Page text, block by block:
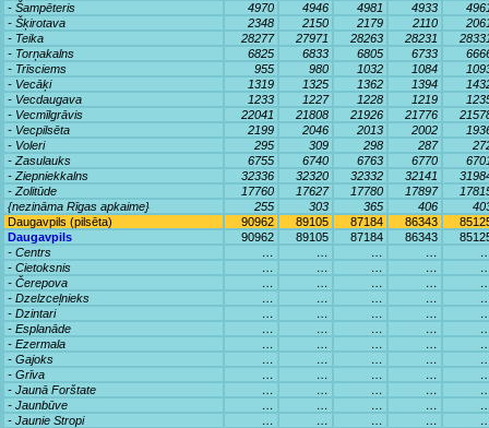
- Šampēteris
4970 4946 4981 4933
- Šķirotava
2348 2150 2179 2110
- Teika
28277 27971 28263 28231
- Torņakalns
6825 6833 6805 6733
- Trīsciems
955 980 1032 1084
- Vecāķi
1319 1325 1362 1394
- Vecdaugava
1233 1227 1228 1219
- Vecmīlgrāvis
22041 21808 21926 21776
- Vecpilsēta
2199 2046 2013 2002
- Voleri
295 309 298 287
- Zasulauks
6755 6740 6763 6770
- Ziepniekkalns
32336 32320 32332 32141
- Zolitūde
17760 17627 17780 17897
{nezināma Rīgas apkaime}
255 303 365 406
Daugavpils (pilsēta)
90962 89105 87184 86343
Daugavpils
90962 89105 87184 86343
- Centrs
… … … …
- Cietoksnis
… … … …
- Čerepova
… … … …
- Dzelzceļnieks
… … … …
- Dzintari
… … … …
- Esplanāde
… … … …
- Ezermala
… … … …
- Gajoks
… … … …
- Grīva
… … … …
- Jaunā Forštate
… … … …
- Jaunbūve
… … … …
- Jaunie Stropi
… … … …